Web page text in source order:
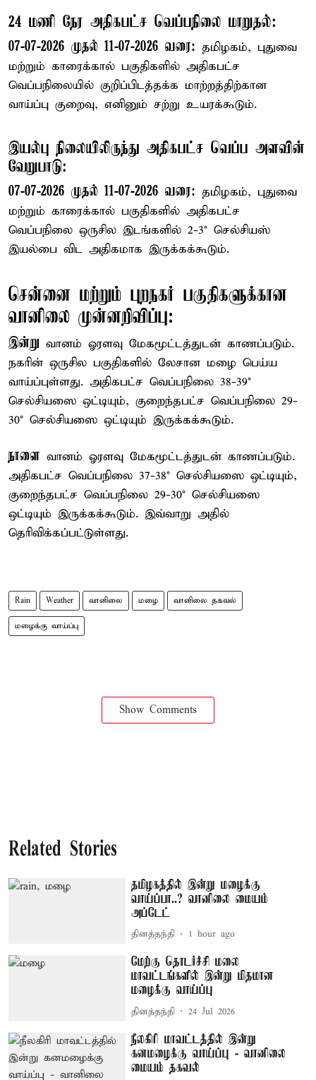
24 மணி நேர அதிகபட்ச வெப்பநிலை மாறுதல்:
07-07-2026 முதல் 11-07-2026 வரை: தமிழகம், புதுவை
மற்றும் காரைக்கால் பகுதிகளில் அதிகபட்ச
வெப்பநிலையில் குறிப்பிடத்தக்க மாற்றத்திற்கான
வாய்ப்பு குறைவு, எனினும் சற்று உயரக்கூடும்.
இயல்பு நிலையிலிருந்து அதிகபட்ச வெப்ப அளவின்
வேறுபாடு:
07-07-2026 முதல் 11-07-2026 வரை: தமிழகம், புதுவை
மற்றும் காரைக்கால் பகுதிகளில் அதிகபட்ச
வெப்பநிலை ஒருசில இடங்களில் 2-3° செல்சியஸ்
இயல்பை விட அதிகமாக இருக்கக்கூடும்.
சென்னை மற்றும் புறநகர் பகுதிகளுக்கான
வானிலை முன்னறிவிப்பு:
இன்று வானம் ஓரளவு மேகமூட்டத்துடன் காணப்படும்.
நகரின் ஒருசில பகுதிகளில் லேசான மழை பெய்ய
வாய்ப்புள்ளது. அதிகபட்ச வெப்பநிலை 38-39°
செல்சியஸை ஒட்டியும், குறைந்தபட்ச வெப்பநிலை 29-
30° செல்சியஸை ஒட்டியும் இருக்கக்கூடும்.
நாளை வானம் ஓரளவு மேகமூட்டத்துடன் காணப்படும்.
அதிகபட்ச வெப்பநிலை 37-38° செல்சியஸை ஒட்டியும்,
குறைந்தபட்ச வெப்பநிலை 29-30° செல்சியஸை
ஒட்டியும் இருக்கக்கூடும். இவ்வாறு அதில்
தெரிவிக்கப்பட்டுள்ளது.
Rain Weather வானிலை மழை வானிலை தகவல்
மழைக்கு வாய்ப்பு
Show Comments
Related Stories
தமிழகத்தில் இன்று மழைக்கு
வாய்ப்பா..? வானிலை மையம்
அப்டேட்
தினத்தந்தி 1 hour ago
மேற்கு தொடர்ச்சி மலை
மாவட்டங்களில் இன்று மிதமான
மழைக்கு வாய்ப்பு
தினத்தந்தி 24 Jul 2026
நீலகிரி மாவட்டத்தில் இன்று
கனமழைக்கு வாய்ப்பு - வானிலை
மையம் தகவல்